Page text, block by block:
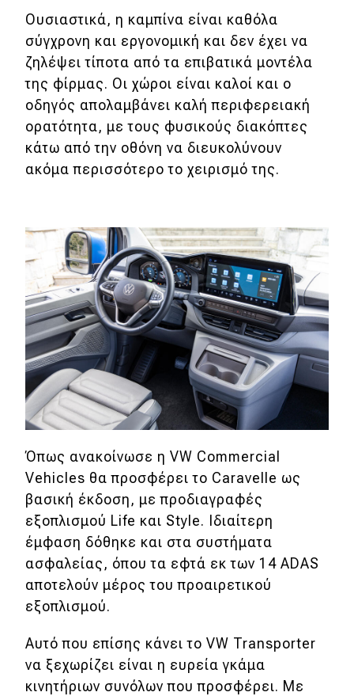
Ουσιαστικά, η καμπίνα είναι καθόλα
σύγχρονη και εργονομική και δεν έχει να
ζηλέψει τίποτα από τα επιβατικά μοντέλα
της φίρμας. Οι χώροι είναι καλοί και ο
οδηγός απολαμβάνει καλή περιφερειακή
ορατότητα, με τους φυσικούς διακόπτες
κάτω από την οθόνη να διευκολύνουν
ακόμα περισσότερο το χειρισμό της.
Όπως ανακοίνωσε η VW Commercial
Vehicles θα προσφέρει το Caravelle ως
βασική έκδοση, με προδιαγραφές
εξοπλισμού Life και Style. Ιδιαίτερη
έμφαση δόθηκε και στα συστήματα
ασφαλείας, όπου τα εφτά εκ των 14 ADAS
αποτελούν μέρος του προαιρετικού
εξοπλισμού.
Αυτό που επίσης κάνει το VW Transporter
να ξεχωρίζει είναι η ευρεία γκάμα
κινητήριων συνόλων που προσφέρει. Με